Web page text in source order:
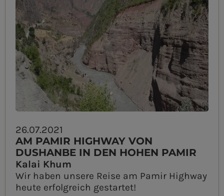
26.07.2021
AM PAMIR HIGHWAY VON
DUSHANBE IN DEN HOHEN PAMIR
Kalai Khum
Wir haben unsere Reise am Pamir Highway
heute erfolgreich gestartet!